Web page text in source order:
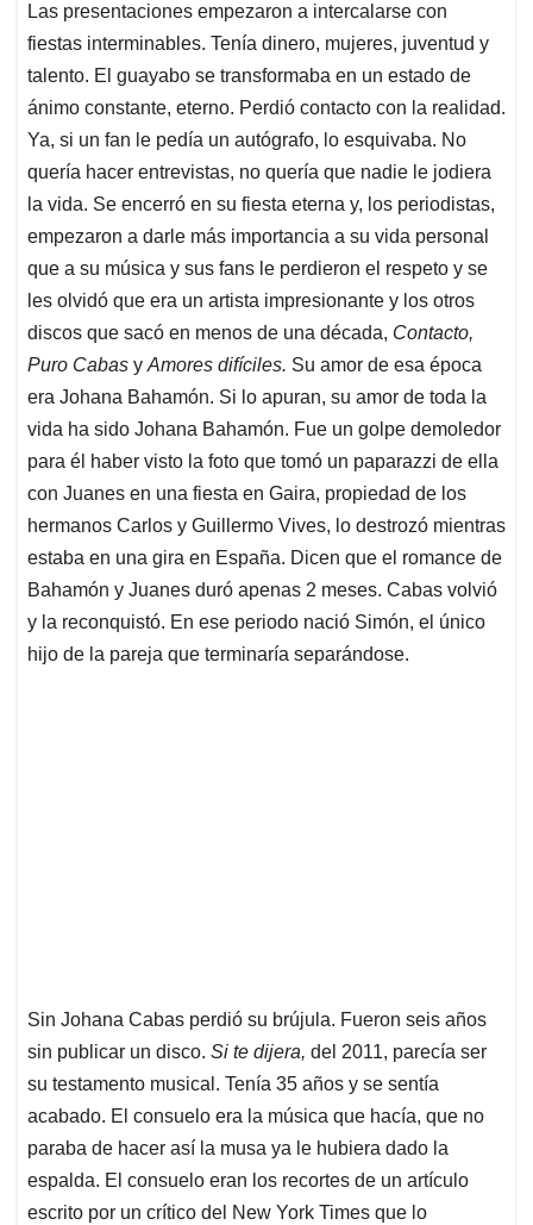
Las presentaciones empezaron a intercalarse con
fiestas interminables. Tenía dinero, mujeres, juventud y
talento. El guayabo se transformaba en un estado de
ánimo constante, eterno. Perdió contacto con la realidad.
Ya, si un fan le pedía un autógrafo, lo esquivaba. No
quería hacer entrevistas, no quería que nadie le jodiera
la vida. Se encerró en su fiesta eterna y, los periodistas,
empezaron a darle más importancia a su vida personal
que a su música y sus fans le perdieron el respeto y se
les olvidó que era un artista impresionante y los otros
discos que sacó en menos de una década, Contacto,
Puro Cabas y Amores difíciles. Su amor de esa época
era Johana Bahamón. Si lo apuran, su amor de toda la
vida ha sido Johana Bahamón. Fue un golpe demoledor
para él haber visto la foto que tomó un paparazzi de ella
con Juanes en una fiesta en Gaira, propiedad de los
hermanos Carlos y Guillermo Vives, lo destrozó mientras
estaba en una gira en España. Dicen que el romance de
Bahamón y Juanes duró apenas 2 meses. Cabas volvió
y la reconquistó. En ese periodo nació Simón, el único
hijo de la pareja que terminaría separándose.
Sin Johana Cabas perdió su brújula. Fueron seis años
sin publicar un disco. Si te dijera, del 2011, parecía ser
su testamento musical. Tenía 35 años y se sentía
acabado. El consuelo era la música que hacía, que no
paraba de hacer así la musa ya le hubiera dado la
espalda. El consuelo eran los recortes de un artículo
escrito por un crítico del New York Times que lo